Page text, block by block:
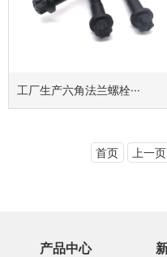
工厂生产六角法兰螺栓···
首页 上一页
产品中心